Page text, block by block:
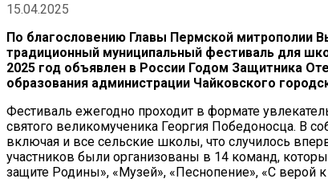
15.04.2025
По благословению Главы Пермской митрополии
традиционный муниципальный фестиваль для
2025 год объявлен в России Годом Защитника
образования администрации Чайковского
Фестиваль ежегодно проходит в формате
святого великомученика Георгия Победоносца. В
включая и все сельские школы, что случилось
участников были организованы в 14 команд,
защите Родины», «Музей», «Песнопение», «С верой